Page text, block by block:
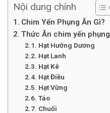
Nội dung chính
Chim Yến Phụng Ăn Gì?
Thức Ăn chim yến phụng
Hạt Hướng Dương
Hạt Lanh
Hạt Kê
Hạt Điều
Hạt Vừng
Táo
Chuối